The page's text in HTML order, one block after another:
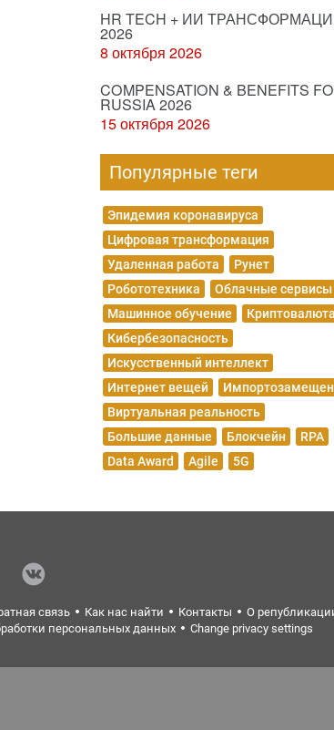
HR TECH + ИИ
2026
8 октября 2026
COMPENSATION & BENEFITS
RUSSIA 2026
15 октября 2026
Популярные теги
Эпидемия коронавируса
Цифровая трансформация
Удаленная работа
Рунет
Робототехника
Облачные сервисы
Машинное обучение
Криптовалюта
Кибербезопасность
Искусственный интеллект
Интернет вещей
Виртуальная реальность
Большие данные
Блокчейн
RPA
Data Award
Agile 5G
связь Как нас найти Контакты
О
персональных данных Change privacy settings